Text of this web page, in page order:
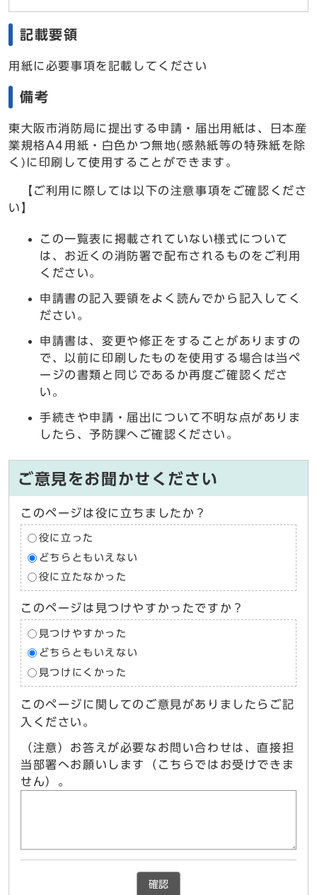
記載要領
用紙に必要事項を記載してください
備考
東大阪市消防局に提出する申請・届出用紙は、日本産
業規格A4用紙・白色かつ無地(感熱紙等の特殊紙を除
く)に印刷して使用することができます。
【ご利用に際しては以下の注意事項をご確認くださ
い】
この一覧表に掲載されていない様式について
は、お近くの消防署で配布されるものをご利用
ください。
申請書の記入要領をよく読んでから記入してく
ださい。
申請書は、変更や修正をすることがありますの
で、以前に印刷したものを使用する場合は当ペ
ージの書類と同じであるか再度ご確認くださ
い。
手続きや申請・届出について不明な点がありま
したら、予防課へご確認ください。
ご意見をお聞かせください
このページは役に立ちましたか？
役に立った
どちらともいえない
役に立たなかった
このページは見つけやすかったですか？
見つけやすかった
どちらともいえない
見つけにくかった
このページに関してのご意見がありましたらご記
入ください。
（注意）お答えが必要なお問い合わせは、直接担
当部署へお願いします（こちらではお受けできま
せん）。
確認